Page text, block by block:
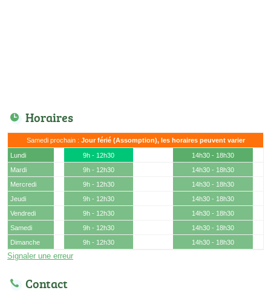
Horaires
Samedi prochain : Jour férié (Assomption), les horaires peuvent varier
Lundi 9h - 12h30
14h30 - 18h30
Mardi
9h - 12h30
14h30 - 18h30
Mercredi
9h - 12h30
14h30 - 18h30
Jeudi
9h - 12h30
14h30 - 18h30
Vendredi
9h - 12h30
14h30 - 18h30
Samedi
9h - 12h30
14h30 - 18h30
Dimanche
9h - 12h30 14h30 - 18h30
Signaler une erreur
Contact